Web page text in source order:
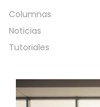
Columnas
Noticias
Tutoriales